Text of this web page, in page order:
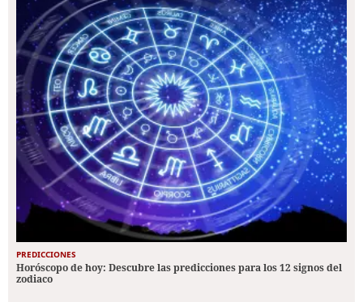
PREDICCIONES
Horóscopo de hoy: Descubre las predicciones para los 12 signos del
zodiaco